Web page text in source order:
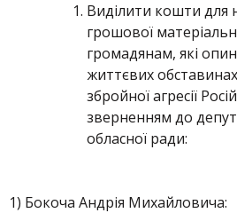
Виділити кошти для
грошової
громадянам, які
життєвих
збройної агресії
зверненням до
обласної ради:
1) Бокоча Андрія Михайловича: